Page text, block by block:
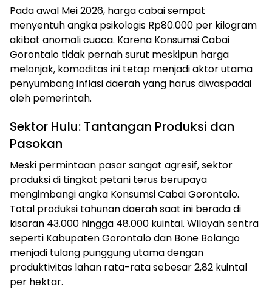
Pada awal Mei 2026, harga cabai sempat
menyentuh angka psikologis Rp80.000 per kilogram
akibat anomali cuaca. Karena Konsumsi Cabai
Gorontalo tidak pernah surut meskipun harga
melonjak, komoditas ini tetap menjadi aktor utama
penyumbang inflasi daerah yang harus diwaspadai
oleh pemerintah.
Sektor Hulu: Tantangan Produksi dan
Pasokan
Meski permintaan pasar sangat agresif, sektor
produksi di tingkat petani terus berupaya
mengimbangi angka Konsumsi Cabai Gorontalo.
Total produksi tahunan daerah saat ini berada di
kisaran 43.000 hingga 48.000 kuintal. Wilayah sentra
seperti Kabupaten Gorontalo dan Bone Bolango
menjadi tulang punggung utama dengan
produktivitas lahan rata-rata sebesar 2,82 kuintal
per hektar.